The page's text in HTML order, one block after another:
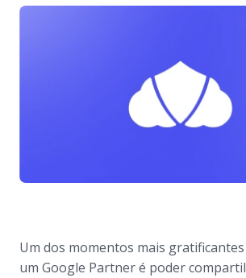
Um dos momentos mais
um Google Partner é poder